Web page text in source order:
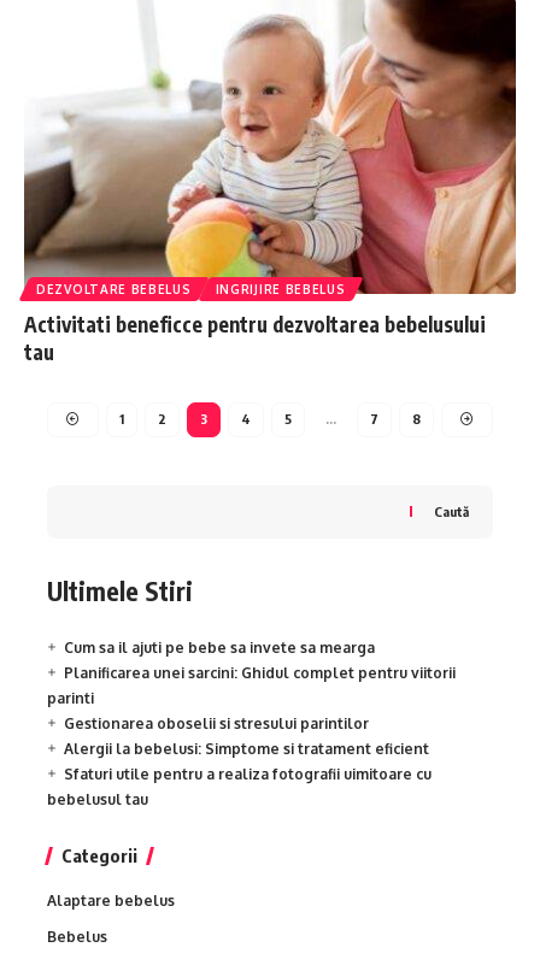
DEZVOLTARE BEBELUS INGRIJIRE BEBELUS
Activitati beneficce pentru dezvoltarea bebelusului
tau
1 2 3 4 5 … 7 8
Caută
Ultimele Stiri
Cum sa il ajuti pe bebe sa invete sa mearga
Planificarea unei sarcini: Ghidul complet pentru viitorii
parinti
Gestionarea oboselii si stresului parintilor
Alergii la bebelusi: Simptome si tratament eficient
Sfaturi utile pentru a realiza fotografii uimitoare cu
bebelusul tau
Categorii
Alaptare bebelus
Bebelus